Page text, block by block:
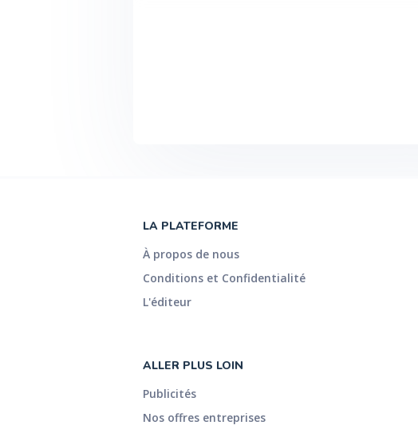
LA PLATEFORME
À propos de nous
Conditions et Confidentialité
L'éditeur
ALLER PLUS LOIN
Publicités
Nos offres entreprises